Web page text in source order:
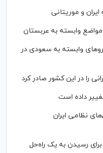
و موریتانی
وابسته به عربستان
وابسته به سعودی در
را در این کشور صادر کرد
داده است
نظامی ایران
رسیدن به یک راه‌حل